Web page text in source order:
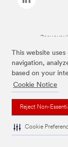
This website
navigation,
based on your
Cookie Notice
Reject Non-
Cookie